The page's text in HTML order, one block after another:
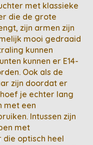
met klassieke
die de grote
zijn armen zijn
mooi gedraaid
kunnen
kunnen er E14-
Ook als de
zijn doordat er
je echter lang
met een
Intussen zijn
met
optisch heel